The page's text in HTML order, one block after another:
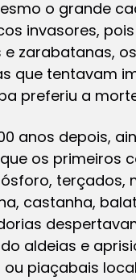
o grande
invasores,
e zarabatanas,
que tentavam
preferiu a
anos depois,
os primeiros
terçados,
castanha,
aldeias e
ou piaçabais